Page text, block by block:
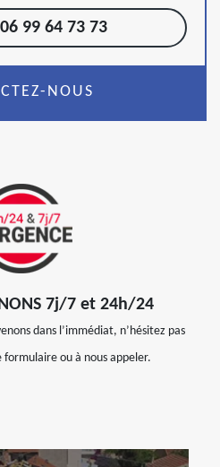
06 99 64 73 73
NOUS
7j/7 et 24h/24
dans l’immédiat, n’hésitez pas
ou à nous appeler.